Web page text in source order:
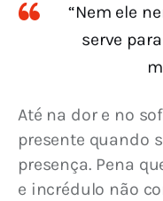
“Nem ele
serve
Até na dor e no
presente quando
presença. Pena
e incrédulo não